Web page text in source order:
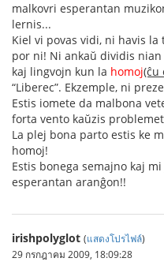
malkovri esperantan
lernis...
Kiel vi povas vidi, ni havis
por ni! Ni ankaŭ dividis
kaj lingvojn kun la homoj(ĉu
“Liberec”. Ekzemple, ni
Estis iomete da malbona
forta vento kaŭzis
La plej bona parto estis ke
homoj!
Estis bonega semajno kaj
esperantan aranĝon!!
irishpolyglot (แสดงโปรไฟล์)
29 กรกฎาคม 2009, 18:09:28